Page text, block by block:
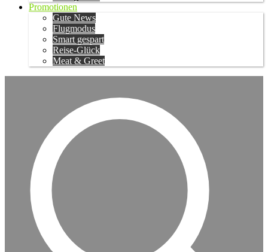
Promotionen
Gute News
Flugmodus
Smart gespart
Reise-Glück
Meat & Greet